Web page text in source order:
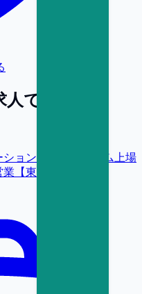
で探す
ョン提案（プライム上場
【東京】